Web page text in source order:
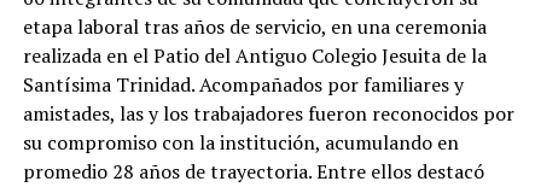
etapa laboral tras años de servicio, en una ceremonia
realizada en el Patio del Antiguo Colegio Jesuita de la
Santísima Trinidad. Acompañados por familiares y
amistades, las y los trabajadores fueron reconocidos por
su compromiso con la institución, acumulando en
promedio 28 años de trayectoria. Entre ellos destacó